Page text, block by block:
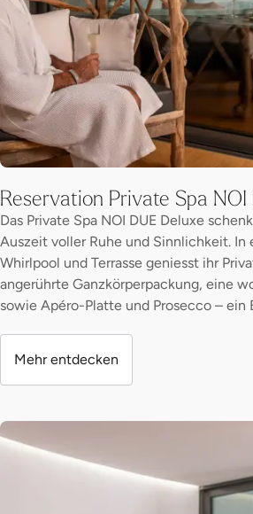
Reservation Private Spa NOI
Das Private Spa NOI DUE Deluxe
Auszeit voller Ruhe und Sinnlichkeit. In
Whirlpool und Terrasse geniesst ihr
angerührte Ganzkörperpackung, eine
sowie Apéro-Platte und Prosecco – ein
Mehr entdecken